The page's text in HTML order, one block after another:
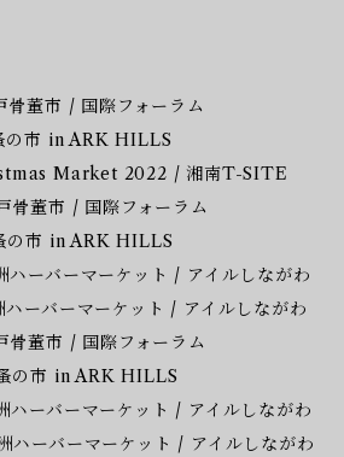
董市 / 国際フォーラム
の市 in ARK HILLS
Market 2022 / 湘南T-SITE
骨董市 / 国際フォーラム
の市 in ARK HILLS
ーバーマーケット / アイルしながわ
ーバーマーケット / アイルしながわ
骨董市 / 国際フォーラム
の市 in ARK HILLS
ーバーマーケット / アイルしながわ
ーバーマーケット / アイルしながわ